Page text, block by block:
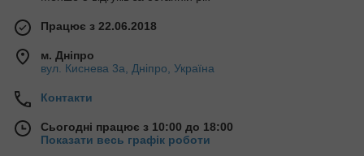
Працює з 22.06.2018
м. Дніпро
вул. Киснева 3а, Дніпро, Україна
Контакти
Сьогодні працює з 10:00 до 18:00
Показати весь графік роботи